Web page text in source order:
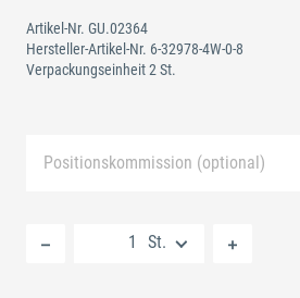
Artikel-Nr. GU.02364
Hersteller-Artikel-Nr. 6-32978-4W-0-8
Verpackungseinheit 2 St.
Positionskommission (optional)
St.